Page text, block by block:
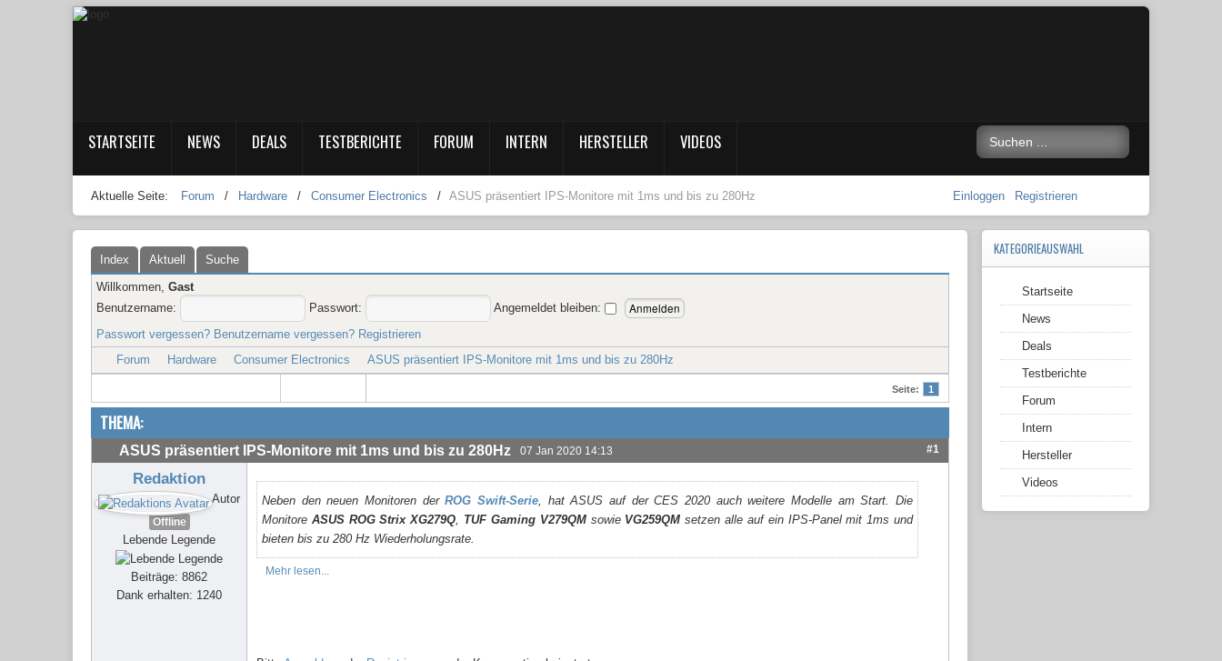
STARTSEITE NEWS DEALS TESTBERICHTE FORUM INTERN HERSTELLER VIDEOS
Aktuelle Seite: Forum / Hardware / Consumer Electronics / ASUS präsentiert IPS-Monitore mit 1ms und bis zu 280Hz Einloggen Registrieren
Index Aktuell
Suche
Willkommen, Gast
Benutzername:
Passwort:
Angemeldet bleiben:
Passwort vergessen? Benutzername vergessen? Registrieren
Forum
Hardware Consumer Electronics ASUS präsentiert IPS-Monitore mit 1ms und bis zu 280Hz
Seite: 1
THEMA:
ASUS präsentiert IPS-Monitore mit 1ms und bis zu 280Hz 07 Jan 2020 14:13 #1
Redaktion
Autor
Offline
Lebende Legende
Beiträge: 8862
Dank erhalten: 1240
Neben den neuen Monitoren derROG Swift-Serie, hat ASUS auf der CES 2020 auch weitere Modelle am Start. Die
Monitore ASUS ROG Strix XG279Q, TUF Gaming V279QMsowie VG259QM setzen alle auf ein IPS-Panel mit 1ms und
bieten bis zu 280 Hz Wiederholungsrate.
Mehr lesen...
KATEGORIEAUSWAHL
Startseite
News
Deals
Testberichte
Forum
Intern
Hersteller
Videos